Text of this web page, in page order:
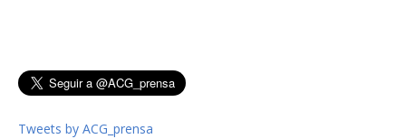
Tweets by ACG_prensa